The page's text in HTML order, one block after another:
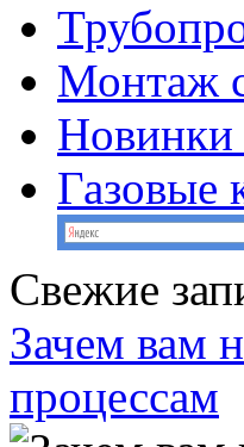
Монтаж
Новинки
Газовые
Свежие
Зачем вам
процессам